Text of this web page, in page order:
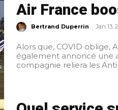
Air France
Bertrand Duperrin - Jan 13,
Alors que, COVID oblige,
également annoncé une
compagnie reliera les